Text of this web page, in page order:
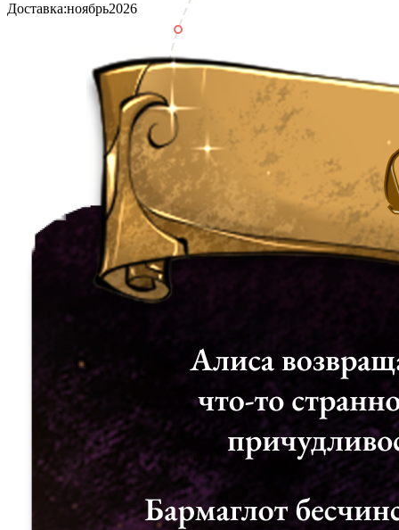
Доставка:ноябрь2026